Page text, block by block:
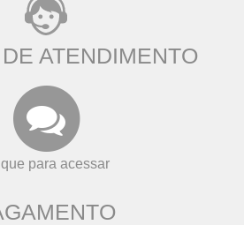
ATENDIMENTO
para acessar